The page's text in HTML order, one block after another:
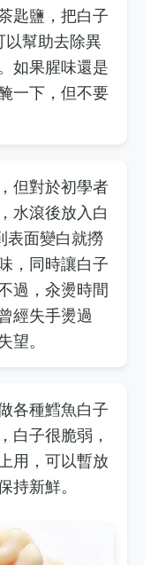
匙鹽，把白子
以幫助去除異
如果腥味還是
一下，但不要
但對於初學者
水滾後放入白
表面變白就撈
，同時讓白子
過，汆燙時間
經失手燙過
望。
各種鱈魚白子
白子很脆弱，
用，可以暫放
持新鮮。